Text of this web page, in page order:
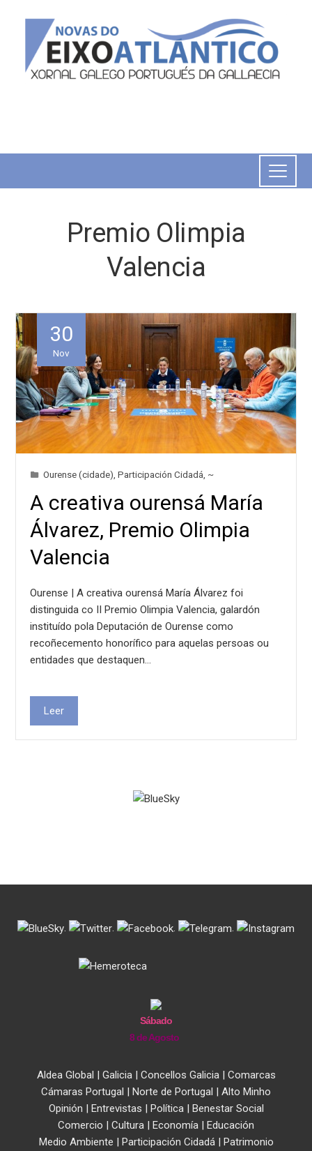
Premio Olimpia
Valencia
30
Nov
Ourense (cidade) ,Participación Cidadá ~
A creativa ourensá María
Álvarez, Premio Olimpia
Valencia
Ourense | A creativa ourensá María Álvarez foi
distinguida co II Premio Olimpia Valencia, galardón
instituído pola Deputación de Ourense como
recoñecemento honorífico para aquelas persoas ou
entidades que destaquen…
Leer
. . . .
Sábado
8 de Agosto
Aldea Global | Galicia| Concellos Galicia| Comarcas
Cámaras Portugal | Norte de Portugal | Alto Minho
Opinión | Entrevistas | Política| Benestar Social
Comercio | Cultura | Economía | Educación
Medio Ambiente | Participación Cidadá| Patrimonio